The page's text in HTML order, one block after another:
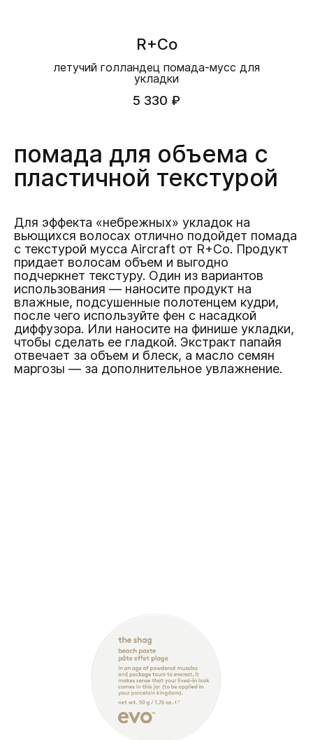
R+Co
летучий голландец помада-мусс для
укладки
5 330 ₽
помада для объема с
пластичной текстурой
Для эффекта «небрежных» укладок на
вьющихся волосах отлично подойдет помада
с текстурой мусса Aircraft от R+Co. Продукт
придает волосам объем и выгодно
подчеркнет текстуру. Один из вариантов
использования — наносите продукт на
влажные, подсушенные полотенцем кудри,
после чего используйте фен с насадкой
диффузора. Или наносите на финише укладки,
чтобы сделать ее гладкой. Экстракт папайя
отвечает за объем и блеск, а масло семян
маргозы — за дополнительное увлажнение.